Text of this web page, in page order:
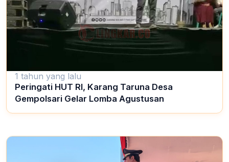
1 tahun yang lalu
Peringati HUT RI, Karang Taruna Desa
Gempolsari Gelar Lomba Agustusan